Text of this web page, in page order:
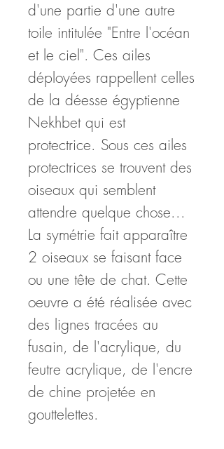
d'une partie d'une autre
toile intitulée "Entre l'océan
et le ciel". Ces ailes
déployées rappellent celles
de la déesse égyptienne
Nekhbet qui est
protectrice. Sous ces ailes
protectrices se trouvent des
oiseaux qui semblent
attendre quelque chose...
La symétrie fait apparaître
2 oiseaux se faisant face
ou une tête de chat. Cette
oeuvre a été réalisée avec
des lignes tracées au
fusain, de l'acrylique, du
feutre acrylique, de l'encre
de chine projetée en
gouttelettes.